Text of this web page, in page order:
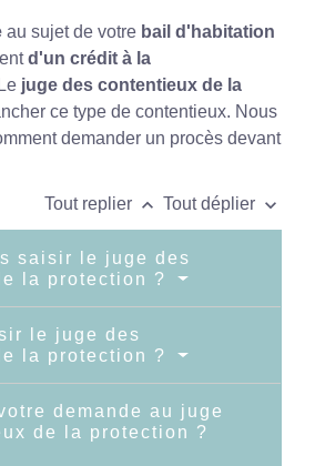
au sujet de votre bail d'habitation
d'un crédit à la
juge des contentieux de la
ce type de contentieux. Nous
demander un procès devant
Tout replier keyboard_arrow_up Tout déplier keyboard_arrow_down
saisir le juge des
la protection ?
le juge des
la protection ?
demande au juge
de la protection ?